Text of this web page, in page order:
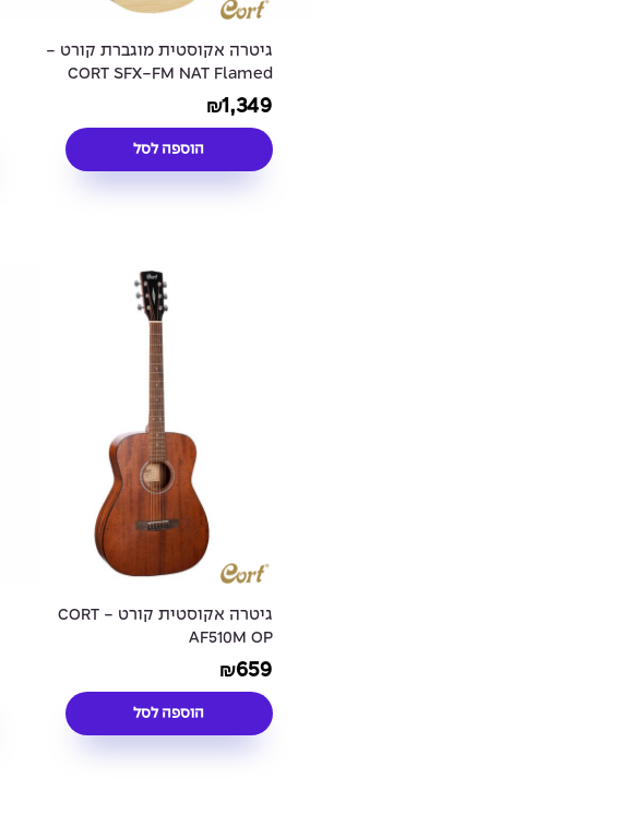
גיטרה אקוסטית מוגברת קורט -
CORT SFX-FM NAT Flamed
Maple CUTWAY
₪1,349
הוספה לסל
גיטרה אקוסטית קורט - CORT
AF510M OP
₪659
הוספה לסל